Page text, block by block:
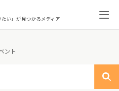
たい」が見つかるメディア
ント